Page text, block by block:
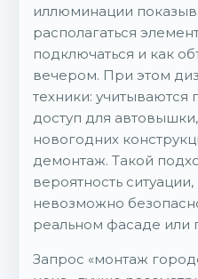
иллюминации
располагаться
подключаться и как
вечером. При этом
техники: учитываются
доступ для
новогодних
демонтаж. Такой
вероятность
невозможно
реальном фасаде или
Запрос «монтаж